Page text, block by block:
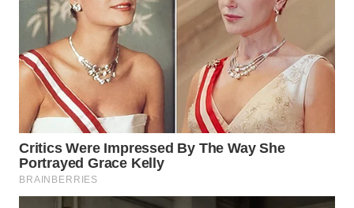
UTARA
WN
SAMOSIR
WN
PADANG
LAWAS
WN
SUMEDANG